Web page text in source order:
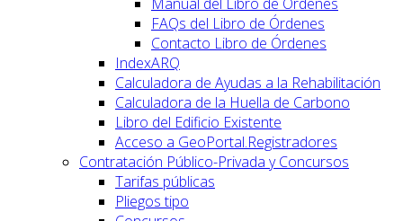
FAQs del Libro de Órdenes
Contacto Libro de Órdenes
IndexARQ
Calculadora de Ayudas a la Rehabilitación
Calculadora de la Huella de Carbono
Libro del Edificio Existente
Acceso a GeoPortal.Registradores
Contratación Público-Privada y Concursos
Tarifas públicas
Pliegos tipo